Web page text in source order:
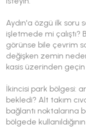
Aydın'a özgü ilk soru
işletmede mi
görünse bile çevrim
değişken zemin
kasis üzerinden
İkincisi park bölgesi:
bekledi? Alt takım
bağlantı noktalarına
bölgede